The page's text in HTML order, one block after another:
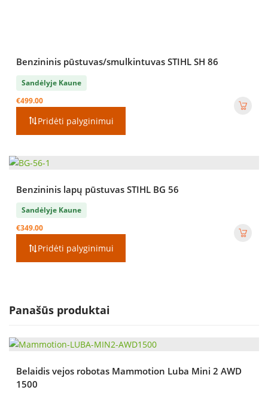
Benzininis pūstuvas/smulkintuvas STIHL SH 86
Sandėlyje Kaune
€499.00
Pridėti palyginimui
Benzininis lapų pūstuvas STIHL BG 56
Sandėlyje Kaune
€349.00
Pridėti palyginimui
Panašūs produktai
Belaidis vejos robotas Mammotion Luba Mini 2 AWD
1500